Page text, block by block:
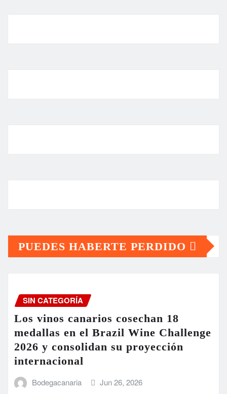
PUEDES HABERTE PERDIDO
SIN CATEGORÍA
Los vinos canarios cosechan 18
medallas en el Brazil Wine Challenge
2026 y consolidan su proyección
internacional
Bodegacanaria Jun 26, 2026